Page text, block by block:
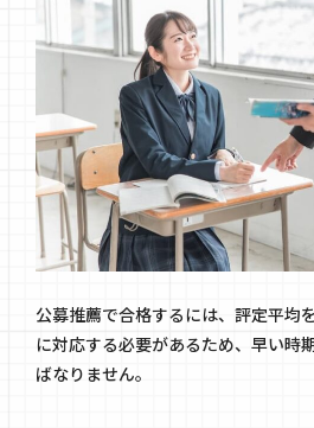
公募推薦で合格するには、評定平均
に対応する必要があるため、早い時
ばなりません。